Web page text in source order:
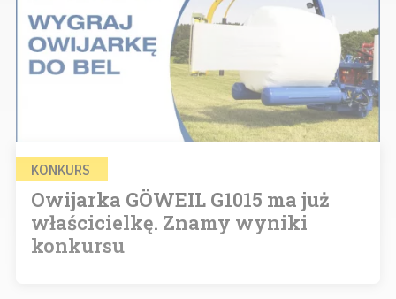
KONKURS
Owijarka GÖWEIL G1015 ma już
właścicielkę. Znamy wyniki
konkursu